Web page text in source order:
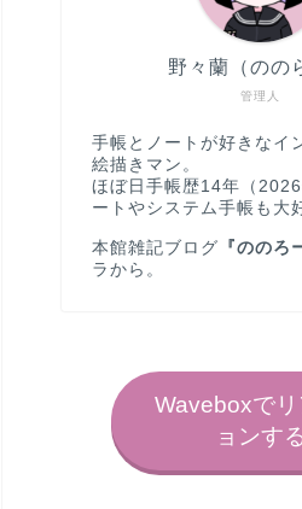
管理人
野々蘭（のの
手帳とノートが好きなイ
絵描きマン。
ほぼ日手帳歴14年（
ートやシステム手帳も大
本館雑記ブログ 『ののろ
ラ から。
Waveboxで
ョンす